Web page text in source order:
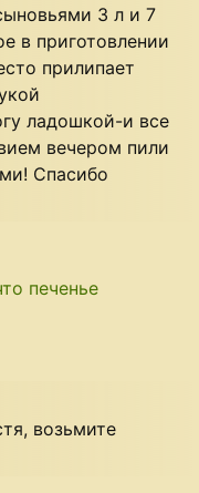
3 л и 7
в приготовлении
прилипает
ладошкой-и все
вечером пили
Спасибо
печенье
возьмите